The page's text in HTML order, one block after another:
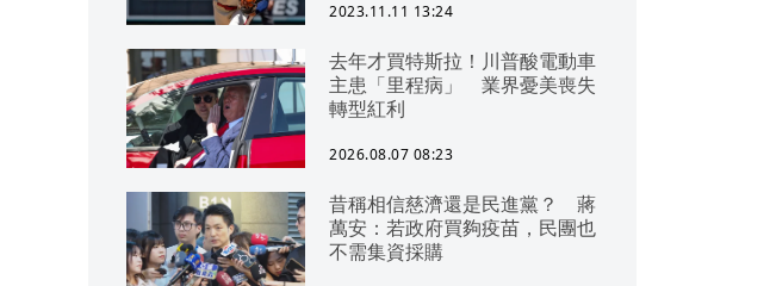
2023.11.11 13:24
去年才買特斯拉！川普酸電動車
主患「里程病」 業界憂美喪失
轉型紅利
2026.08.07 08:23
昔稱相信慈濟還是民進黨？ 蔣
萬安：若政府買夠疫苗，民團也
不需集資採購